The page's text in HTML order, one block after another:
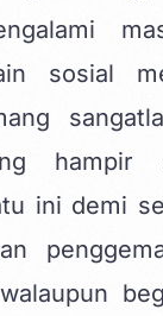
sosial
hampir
ini demi